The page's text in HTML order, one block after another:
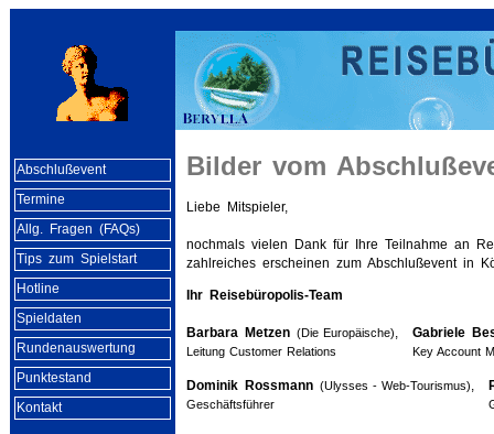
Abschlußevent
Termine
Allg. Fragen (FAQs)
Tips zum Spielstart
Hotline
Spieldaten
Rundenauswertung
Punktestand
Kontakt
Bilder vom
Liebe Mitspieler,
nochmals vielen Dank für Ihre Teilnahme an
zahlreiches erscheinen zum Abschlußevent in
Ihr Reisebüropolis-Team
Barbara Metzen (Die Europäische), Gabriele
Leitung Customer Relations Key Account
Dominik Rossmann (Ulysses - Web-Tourismus),
Geschäftsführer